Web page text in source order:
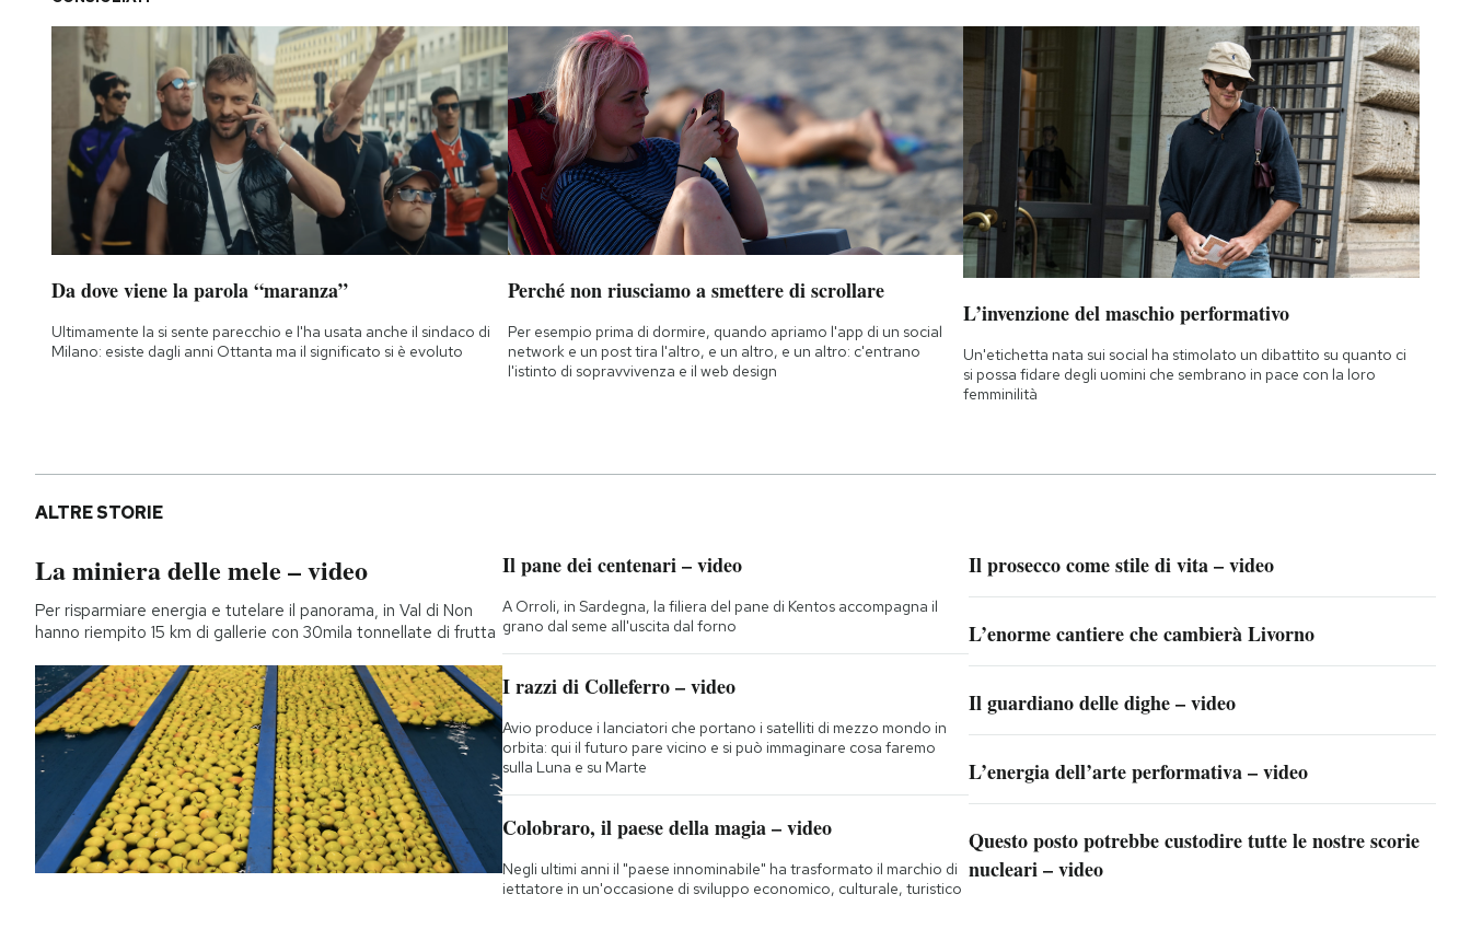
Da dove viene la parola “maranza”
Ultimamente la si sente parecchio e l'ha usata anche il sindaco di
Milano: esiste dagli anni Ottanta ma il significato si è evoluto
Perché non riusciamo a smettere di scrollare
Per esempio prima di dormire, quando apriamo l'app di un social
network e un post tira l'altro, e un altro, e un altro: c'entrano
l'istinto di sopravvivenza e il web design
L’invenzione del maschio performativo
Un'etichetta nata sui social ha stimolato un dibattito su quanto ci
si possa fidare degli uomini che sembrano in pace con la loro
femminilità
ALTRE STORIE
La miniera delle mele – video
Per risparmiare energia e tutelare il panorama, in Val di Non
hanno riempito 15 km di gallerie con 30mila tonnellate di frutta
Il pane dei centenari – video
A Orroli, in Sardegna, la filiera del pane di Kentos accompagna il
grano dal seme all'uscita dal forno
I razzi di Colleferro – video
Avio produce i lanciatori che portano i satelliti di mezzo mondo in
orbita: qui il futuro pare vicino e si può immaginare cosa faremo
sulla Luna e su Marte
Colobraro, il paese della magia – video
Negli ultimi anni il "paese innominabile" ha trasformato il marchio di
iettatore in un'occasione di sviluppo economico, culturale, turistico
Il prosecco come stile di vita – video
L’enorme cantiere che cambierà Livorno
Il guardiano delle dighe – video
L’energia dell’arte performativa – video
Questo posto potrebbe custodire tutte le nostre scorie
nucleari – video